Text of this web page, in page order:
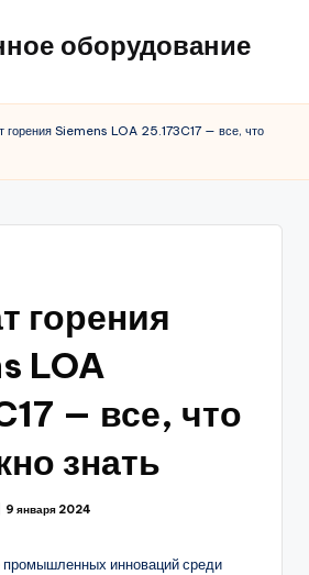
оборудование
горения Siemens LOA 25.173C17 — все, что
горения
LOA
— все, что
знать
9 января 2024
инноваций среди